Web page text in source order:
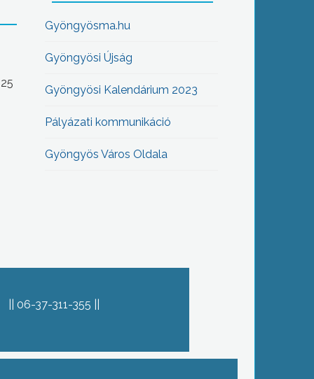
Gyöngyösma.hu
Gyöngyösi Újság
Gyöngyösi Kalendárium 2023
Pályázati kommunikáció
Gyöngyös Város Oldala
06-37-311-355